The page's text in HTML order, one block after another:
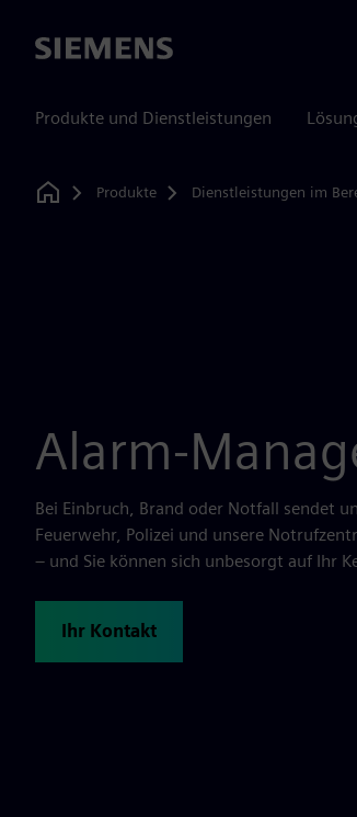
Siemens
Produkte und Dienstleistungen
Home
Produkte Dienstleistungen im
Alarm-
Bei Einbruch, Brand oder Notfall sendet
Feuerwehr, Polizei und unsere
– und Sie können sich unbesorgt auf Ihr
Ihr Kontakt